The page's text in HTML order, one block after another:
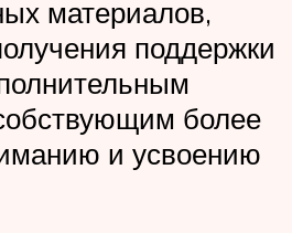
материалов,
поддержки
более
и усвоению